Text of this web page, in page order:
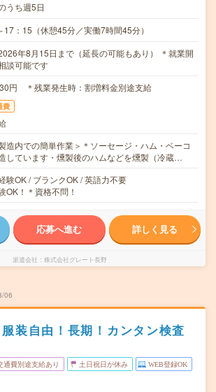
うち週5日
17：15（休憩45分／実働7時間45分）
年8月15日まで（延長の可能もあり） ＊就業開
談可能です
円 ＊残業発生時：割増料金別途支給
費
造内での簡単作業＞＊ソーセージ・ハム・ベーコ
しています・燻製後のハムなどを燻製（冷蔵…
験OK / ブランクOK / 英語力不要
OK！＊資格不問！
応募へ進む 詳しく見る
派遣会社 株式会社グレート長野
06
服装自由！長期！カンタン検査
通費別途支給あり 土日祝日が休み WEB登録OK